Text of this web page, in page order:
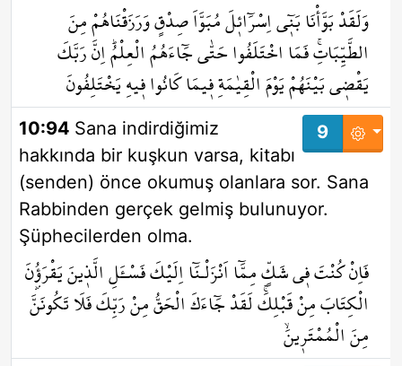
وَلَقَدْ بَوَّأْنَا بَن۪ٓي اِسْرَٓائ۪لَ مُبَوَّاَ صِدْقٍ وَرَزَقْنَاهُمْ مِنَ
الطَّيِّبَاتِۚ فَمَا اخْتَلَفُوا حَتّٰى جَٓاءَهُمُ الْعِلْمُۜ اِنَّ رَبَّكَ
يَقْض۪ي بَيْنَهُمْ يَوْمَ الْقِيٰمَةِ ف۪يمَا كَانُوا ف۪يهِ يَخْتَلِفُونَ
9
10:94 Sana indirdiğimiz
hakkında bir kuşkun varsa, kitabı
(senden) önce okumuş olanlara sor. Sana
Rabbinden gerçek gelmiş bulunuyor.
Şüphecilerden olma.
فَاِنْ كُنْتَ ف۪ي شَكٍّ مِمَّٓا اَنْزَلْـنَٓا اِلَيْكَ فَسْـَٔلِ الَّذ۪ينَ يَقْرَؤُ۫نَ
الْكِتَابَ مِنْ قَبْلِكَۚ لَقَدْ جَٓاءَكَ الْحَقُّ مِنْ رَبِّكَ فَلَا تَكُونَنَّ
مِنَ الْمُمْتَر۪ينَۙ